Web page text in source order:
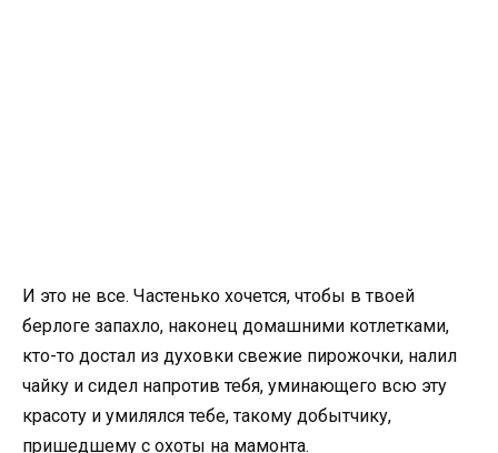
И это не все. Частенько хочется, чтобы в твоей
берлоге запахло, наконец домашними котлетками,
кто-то достал из духовки свежие пирожочки, налил
чайку и сидел напротив тебя, уминающего всю эту
красоту и умилялся тебе, такому добытчику,
пришедшему с охоты на мамонта.